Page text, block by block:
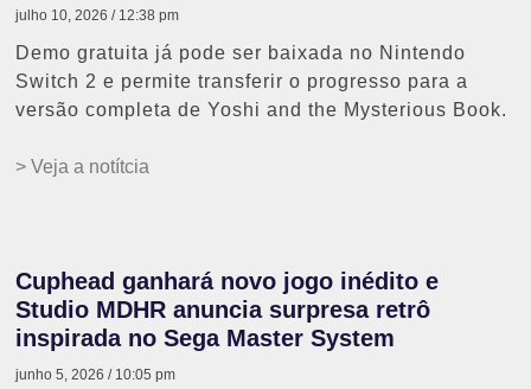
julho 10, 2026 12:38 pm
Demo gratuita já pode ser baixada no Nintendo
Switch 2 e permite transferir o progresso para a
versão completa de Yoshi and the Mysterious Book.
> Veja a notítcia
Cuphead ganhará novo jogo inédito e
Studio MDHR anuncia surpresa retrô
inspirada no Sega Master System
junho 5, 2026 10:05 pm